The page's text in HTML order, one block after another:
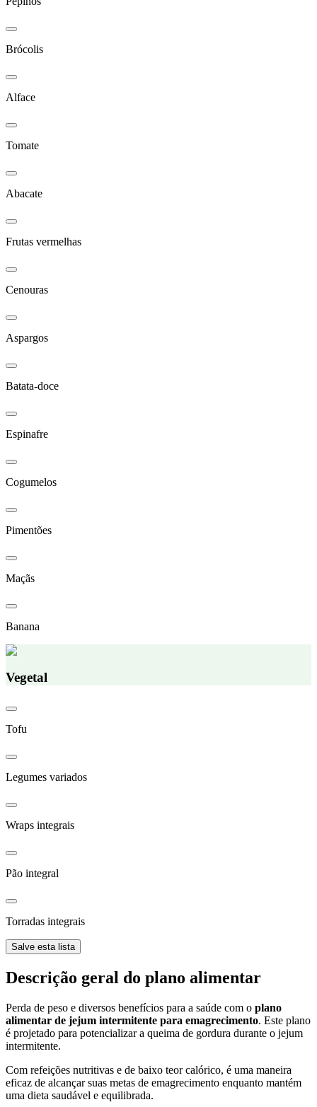
Brócolis
Alface
Tomate
Abacate
Frutas vermelhas
Cenouras
Aspargos
Batata-doce
Espinafre
Cogumelos
Pimentões
Maçãs
Banana
Vegetal
Tofu
Legumes variados
Wraps integrais
Pão integral
Torradas integrais
Salve esta lista
Descrição geral do plano alimentar
Perda de peso e diversos benefícios para a saúde com o plano
alimentar de jejum intermitente para emagrecimento. Este plano
é projetado para potencializar a queima de gordura durante o jejum
intermitente.
Com refeições nutritivas e de baixo teor calórico, é uma maneira
eficaz de alcançar suas metas de emagrecimento enquanto mantém
uma dieta saudável e equilibrada.